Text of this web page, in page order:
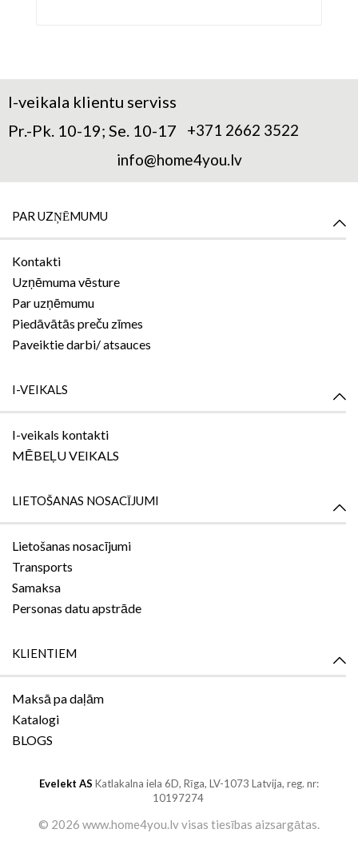
I-veikala klientu serviss
Pr.-Pk. 10-19; Se. 10-17
+371 2662 3522
info@home4you.lv
PAR UZŅĒMUMU
Kontakti
Uzņēmuma vēsture
Par uzņēmumu
Piedāvātās preču zīmes
Paveiktie darbi/ atsauces
I-VEIKALS
I-veikals kontakti
MĒBEĻU VEIKALS
LIETOŠANAS NOSACĪJUMI
Lietošanas nosacījumi
Transports
Samaksa
Personas datu apstrāde
KLIENTIEM
Maksā pa daļām
Katalogi
BLOGS
Evelekt AS Katlakalna iela 6D, Rīga, LV-1073 Latvija, reg. nr:
10197274
© 2026 www.home4you.lvvisas tiesības aizsargātas